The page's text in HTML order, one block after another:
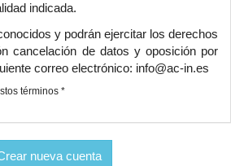
indicada.
y podrán ejercitar los derechos
cancelación de datos y oposición por
correo electrónico: info@ac-in.es
términos *
nueva cuenta